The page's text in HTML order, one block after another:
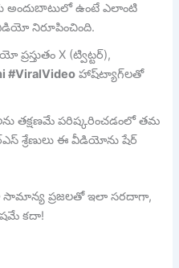
అందుబాటులో ఉంటే ఎలాంటి
నిరూపించింది.
X (ట్విట్టర్),
#ViralVideo హాష్‌ట్యాగ్‌లతో
తక్షణమే పరిష్కరించడంలో తమ
శ్రేణులు ఈ వీడియోను షేర్
సామాన్య ప్రజలతో ఇలా సరదాగా,
కదా!